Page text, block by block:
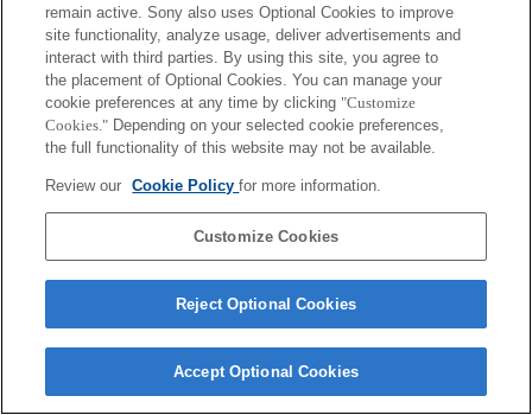
remain active. Sony also uses Optional Cookies to improve
site functionality, analyze usage, deliver advertisements and
interact with third parties. By using this site, you agree to
the placement of Optional Cookies. You can manage your
cookie preferences at any time by clicking "Customize
Cookies." Depending on your selected cookie preferences,
the full functionality of this website may not be available.
Review our Cookie Policyfor more information.
Customize Cookies
Reject Optional Cookies
Accept Optional Cookies